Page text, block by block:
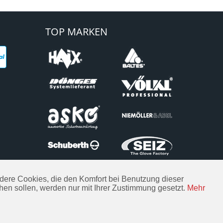
TOP MARKEN
Cookies, die den Komfort bei Benutzung dieser
sollen, werden nur mit Ihrer Zustimmung gesetzt. Mehr